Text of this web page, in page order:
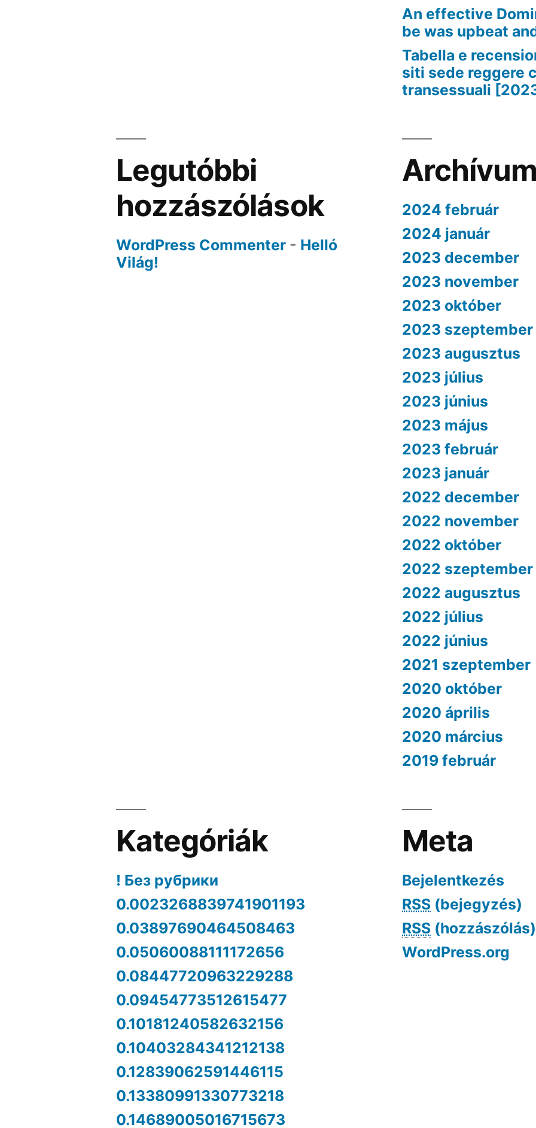
An effective
be was upbeat
Tabella e
siti sede reggere
transessuali
Legutóbbi
hozzászólások
WordPress Commenter - Helló
Világ!
Archívum
2024 február
2024 január
2023 december
2023 november
2023 október
2023 szeptember
2023 augusztus
2023 július
2023 június
2023 május
2023 február
2023 január
2022 december
2022 november
2022 október
2022 szeptember
2022 augusztus
2022 július
2022 június
2021 szeptember
2020 október
2020 április
2020 március
2019 február
Kategóriák
! Без рубрики
0.0023268839741901193
0.03897690464508463
0.05060088111172656
0.08447720963229288
0.09454773512615477
0.10181240582632156
0.10403284341212138
0.12839062591446115
0.13380991330773218
0.14689005016715673
Meta
Bejelentkezés
RSS (bejegyzés)
RSS (hozzászólás)
WordPress.org